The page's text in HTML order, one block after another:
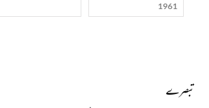
1961
تبصرے